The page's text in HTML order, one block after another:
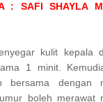
: SAFI SHAYLA
kulit kepala
1 minit.
bersama dengan
boleh merawat